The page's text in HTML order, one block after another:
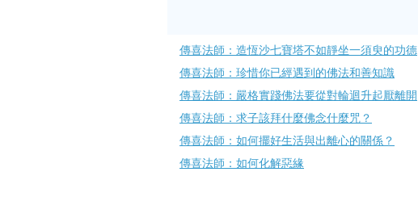
傳喜法師：造恆沙七寶塔不如靜​坐一須臾的功德
傳喜法師：珍惜你已經遇到的​佛法和善知識
傳喜法師：嚴格實踐佛法要從對輪迴​升起厭離開
傳喜法師：求子該拜什麼佛念什麼咒？
傳喜法師：如何擺好生活​與出離心的關係？
傳喜法師：如何化解惡緣​